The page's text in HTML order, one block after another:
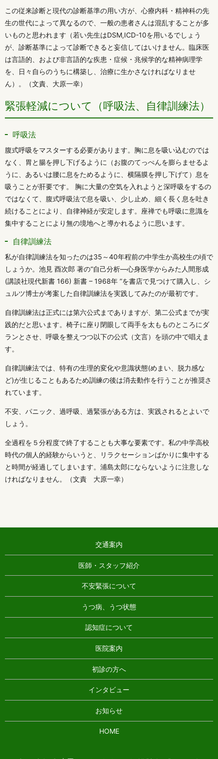
この従来診断と現代の診断基準の用い方が、心療内科・精神科の先
生の世代によって異なるので、一般の患者さんは混乱することが多
いものと思われます（若い先生はDSM,ICD-10を用いるでしょう
が、診断基準によって診断できると妄信してはいけません。臨床医
は言語的、および非言語的な疾患・症候・兆候学的な精神病理学
を、日々自らのうちに構築し、治療に生かさなければなりませ
ん）。（文責、大原一幸）
緊張軽減について（呼吸法、自律訓練法）
呼吸法
腹式呼吸をマスターする必要があります。胸に息を吸い込むのでは
なく、胃と腸を押し下げるように（お腹のてっぺんを膨らませるよ
うに、あるいは腰に息をためるように、横隔膜を押し下げて）息を
吸うことが肝要です。 胸に大量の空気を入れようと深呼吸をするの
ではなくて、腹式呼吸法で息を吸い、少し止め、細く長く息を吐き
続けることにより、自律神経が安定します。座禅でも呼吸に意識を
集中することにより無の境地へと導かれるように思います。
自律訓練法
私が自律訓練法を知ったのは35～40年程前の中学生か高校生の頃で
しょうか。池見 酉次郎 著の“自己分析―心身医学からみた人間形成
(講談社現代新書 166) 新書 – 1968年 ”を書店で見つけて購入し、シ
ュルツ博士が考案した自律訓練法を実践してみたのが最初です。
自律訓練法は正式には第六公式までありますが、第二公式までが実
践的だと思います。椅子に座り閉眼して両手を太もものところにダ
ランとさせ、呼吸を整えつつ以下の公式（文言）を頭の中で唱えま
す。
自律訓練法では、特有の生理的変化や意識状態(めまい、脱力感な
ど)が生じることもあるため訓練の後は消去動作を行うことが推奨さ
れています。
不安、パニック、過呼吸、過緊張がある方は、実践されるとよいで
しょう。
全過程を５分程度で終了することも大事な要素です。私の中学高校
時代の個人的経験からいうと、リラクセーションばかりに集中する
と時間が経過してしまいます。浦島太郎にならないように注意しな
ければなりません。（文責 大原一幸）
交通案内
医師・スタッフ紹介
不安緊張について
うつ病、うつ状態
認知症について
医院案内
初診の方へ
インタビュー
お知らせ
HOME